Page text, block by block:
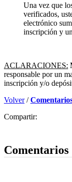
Una vez que
verificados,
electrónico
inscripción y
ACLARACIONES:
responsable por un
inscripción y/o
Volver/
Compartir:
Comentarios